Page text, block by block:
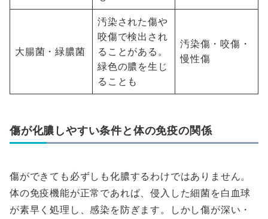
大腸菌・緑膿菌
汚染された傷や
咬傷で検出され
ることがある。
緑色の膿を生じ
ることも
汚染傷・咬傷・
慢性傷
傷が化膿しやすい条件と体の免疫の関係
傷ができても必ずしも化膿するわけではありません。
体の免疫機能が正常であれば、侵入した細菌を白血球
が素早く処理し、感染を防ぎます。しかし傷が深い・